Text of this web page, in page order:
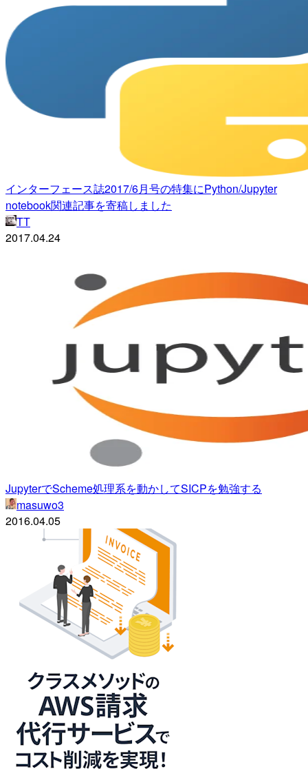
インターフェース誌2017/6月号の特集にPython/Jupyter
notebook関連記事を寄稿しました
TT
2017.04.24
JupyterでScheme処理系を動かしてSICPを勉強する
masuwo3
2016.04.05